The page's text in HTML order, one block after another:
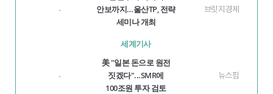
·
안보까지…울산TP, 전략
세미나 개최
브릿지경제
세계기사
·
美 "일본 돈으로 원전
짓겠다"...SMR에
100조원 투자 검토
뉴스핌